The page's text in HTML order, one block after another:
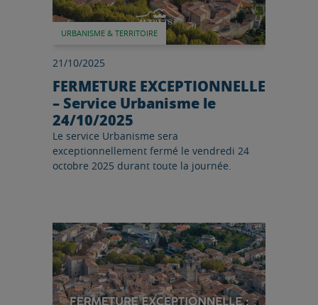
URBANISME & TERRITOIRE
21/10/2025
FERMETURE EXCEPTIONNELLE
– Service Urbanisme le
24/10/2025
Le service Urbanisme sera
exceptionnellement fermé le vendredi 24
octobre 2025 durant toute la journée.
Lire l'article